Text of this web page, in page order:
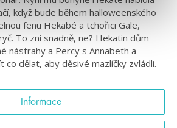
když bude během halloweenského
fenu Hekabé a tchořici Gale,
To zní snadně, ne? Hekatin dům
nástrahy a Percy s Annabeth a
co dělat, aby děsivé mazlíčky zvládli.
Informace